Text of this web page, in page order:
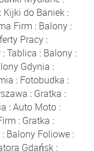
: Kijki do Baniek :
Firm : Balony :
Pracy:
:Tablica : Balony:
Gdynia :
: Fotobudka :
: Gratka :
:Auto Moto :
: Gratka :
: Balony Foliowe :
Gdańsk :